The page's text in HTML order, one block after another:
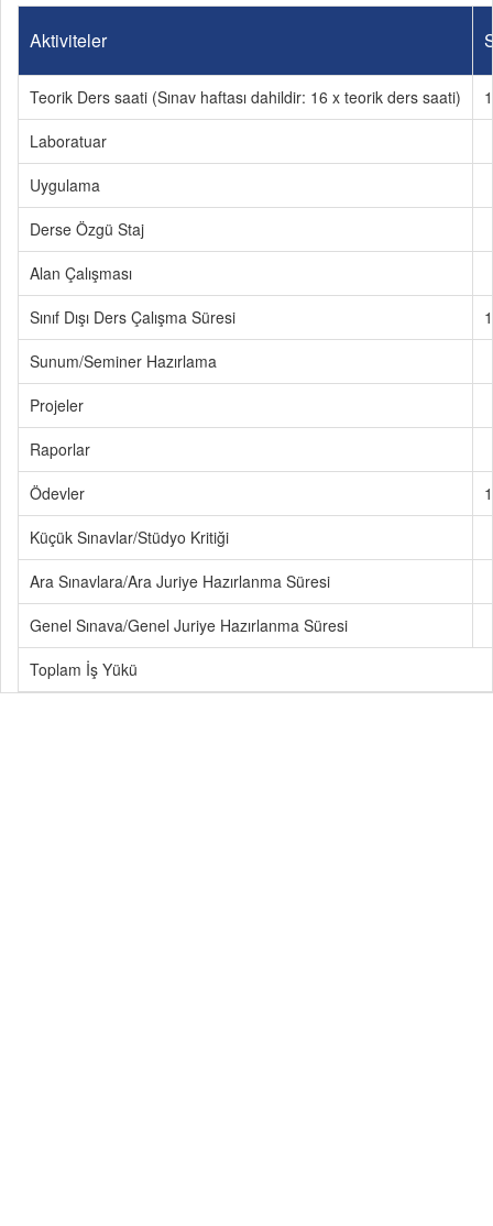
Aktiviteler
Teorik Ders saati (Sınav haftası dahildir: 16 x teorik ders saati)
Laboratuar
Uygulama
Derse Özgü Staj
Alan Çalışması
Sınıf Dışı Ders Çalışma Süresi
Sunum/Seminer Hazırlama
Projeler
Raporlar
Ödevler
1
Küçük Sınavlar/Stüdyo Kritiği
Ara Sınavlara/Ara Juriye Hazırlanma Süresi
Genel Sınava/Genel Juriye Hazırlanma Süresi
Toplam İş Yükü